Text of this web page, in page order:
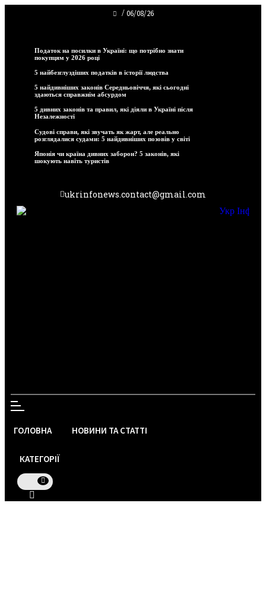
/ 06/08/26
Податок на посилки в Україні: що потрібно знати
покупцям у 2026 році
5 найбезглуздіших податків в історії людства
5 найдивніших законів Середньовіччя, які сьогодні
здаються справжнім абсурдом
5 дивних законів та правил, які діяли в Україні після
Незалежності
Судові справи, які звучать як жарт, але реально
розглядалися судами: 5 найдивніших позовів у світі
Японія чи країна дивних заборон? 5 законів, які
шокують навіть туристів
ukrinfonews.contact@gmail.com
ГОЛОВНА НОВИНИ ТА СТАТТІ
КАТЕГОРІЇ